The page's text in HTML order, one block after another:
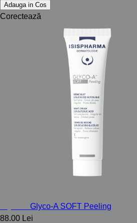
Adauga in Cos
Corectează
Glyco-A SOFT Peeling
88.00 Lei